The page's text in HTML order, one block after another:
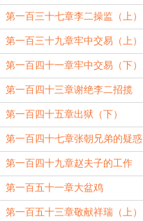
第一百三十七章李二操监（上）
第一百三十九章牢中交易（上）
第一百四十一章牢中交易（下）
第一百四十三章谢绝李二招揽
第一百四十五章出狱（下）
第一百四十七章张朝兄弟的疑惑
第一百四十九章赵夫子的工作
第一百五十一章大盆鸡
第一百五十三章敬献祥瑞（上）